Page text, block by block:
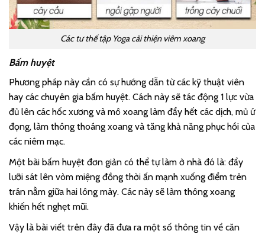
Các tư thế tập Yoga cải thiện viêm xoang
Bấm huyệt
Phương pháp này cần có sự hướng dẫn từ các kỹ thuật viên
hay các chuyên gia bấm huyệt. Cách này sẽ tác động 1 lực vừa
đủ lên các hốc xương và mô xoang làm đẩy hết các dịch, mủ ứ
đọng, làm thông thoáng xoang và tăng khả năng phục hồi của
các niêm mạc.
Một bài bấm huyệt đơn giản có thể tự làm ở nhà đó là: đẩy
lưỡi sát lên vòm miệng đồng thời ấn mạnh xuống điểm trên
trán nằm giữa hai lông mày. Các này sẽ làm thông xoang
khiến hết nghẹt mũi.
Vậy là bài viết trên đây đã đưa ra một số thông tin về căn